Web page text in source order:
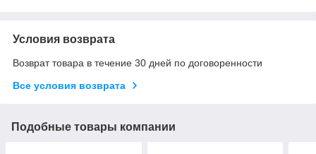
Условия возврата
Возврат товара в течение 30 дней по договоренности
Все условия возврата
Подобные товары компании